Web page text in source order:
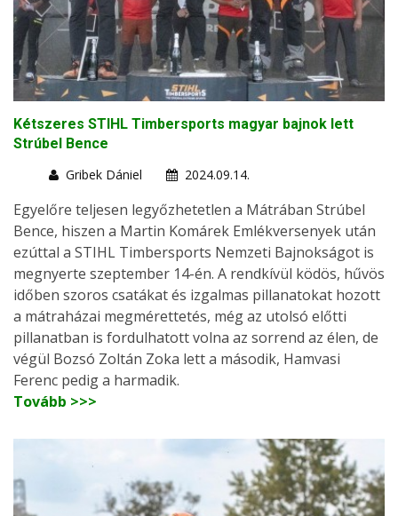
Kétszeres STIHL Timbersports magyar bajnok lett
Strúbel Bence
Gribek Dániel
2024.09.14.
Egyelőre teljesen legyőzhetetlen a Mátrában Strúbel
Bence, hiszen a Martin Komárek Emlékversenyek után
ezúttal a STIHL Timbersports Nemzeti Bajnokságot is
megnyerte szeptember 14-én. A rendkívül ködös, hűvös
időben szoros csatákat és izgalmas pillanatokat hozott
a mátraházai megmérettetés, még az utolsó előtti
pillanatban is fordulhatott volna az sorrend az élen, de
végül Bozsó Zoltán Zoka lett a második, Hamvasi
Ferenc pedig a harmadik.
Tovább >>>